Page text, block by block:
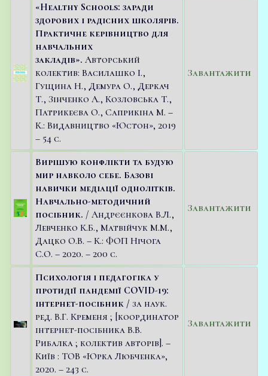
«Healthy Schools: заради
здорових і радісних школярів.
Практичне керівництво для
навчальних
закладів». Авторський
колектив: Василашко І.,
Гущина Н., Демура О., Деркач
Т., Зінченко А., Козловська Т.,
Патрикеєва О., Саприкіна М. –
К.: Видавництво «Юстон», 2019
– 54 с.
Завантажити
Вирішую конфлікти та будую
мир навколо себе. Базові
навички медіації однолітків.
Навчально-методичний
посібник. / Андрєєнкова В.Л.,
Левченко К.Б., Матвійчук М.М.,
Дацко О.В. – К.: ФОП Нічога
С.О. – 2020. – 200 с.
Завантажити
Психологія і педагогіка у
протидії пандемії COVID-19:
інтернет-посібник / за наук.
ред. В.Г. Кременя ; [координатор
інтернет-посібника В.В.
Рибалка ; колектив авторів]. –
Київ : ТОВ «Юрка Любченка»,
2020. – 243 с.
Завантажити